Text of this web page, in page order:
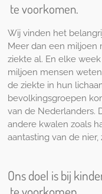
te voorkomen.
Wij vinden het
Meer dan een miljoen
ziekte al. En elke week
miljoen mensen
de ziekte in hun
bevolkingsgroepen
van de Nederlanders.
andere kwalen zoals
aantasting van de nier,
Ons doel is bij